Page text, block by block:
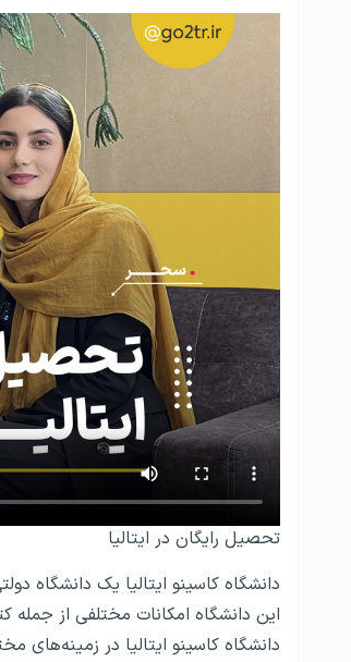
تحصیل رایگان در ایتالیا
دانشگاه کاسینو ایتالیا یک دانشگاه
این دانشگاه امکانات مختلفی از جمله
دانشگاه کاسینو ایتالیا در